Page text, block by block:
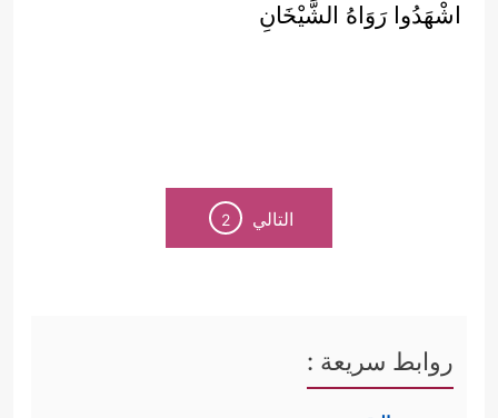
اشْهَدُوا رَوَاهُ الشَّيْخَانِ
التالي 2
روابط سريعة :